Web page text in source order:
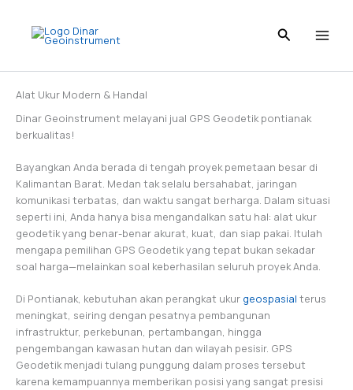
content
Alat Ukur Modern & Handal
Dinar Geoinstrument melayani jual GPS Geodetik pontianak
berkualitas!
Bayangkan Anda berada di tengah proyek pemetaan besar di
Kalimantan Barat. Medan tak selalu bersahabat, jaringan
komunikasi terbatas, dan waktu sangat berharga. Dalam situasi
seperti ini, Anda hanya bisa mengandalkan satu hal: alat ukur
geodetik yang benar-benar akurat, kuat, dan siap pakai. Itulah
mengapa pemilihan GPS Geodetik yang tepat bukan sekadar
soal harga—melainkan soal keberhasilan seluruh proyek Anda.
Di Pontianak, kebutuhan akan perangkat ukur geospasial terus
meningkat, seiring dengan pesatnya pembangunan
infrastruktur, perkebunan, pertambangan, hingga
pengembangan kawasan hutan dan wilayah pesisir. GPS
Geodetik menjadi tulang punggung dalam proses tersebut
karena kemampuannya memberikan posisi yang sangat presisi